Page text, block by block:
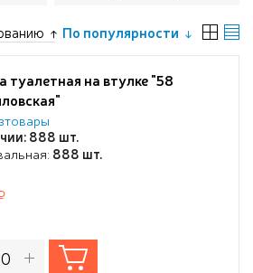
По популярности
туалетная на втулке "58
888 шт.
888 шт.